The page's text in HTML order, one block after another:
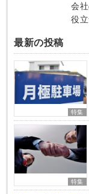
会
役
最新の投稿
特集
特集